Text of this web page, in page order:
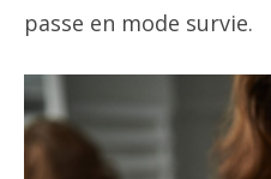
passe en mode survie.